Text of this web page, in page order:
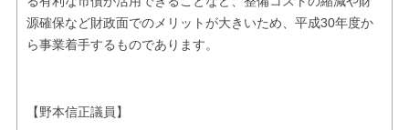
源確保など財政面でのメリットが大きいため、平成30年度か
ら事業着手するものであります。
【野本信正議員】